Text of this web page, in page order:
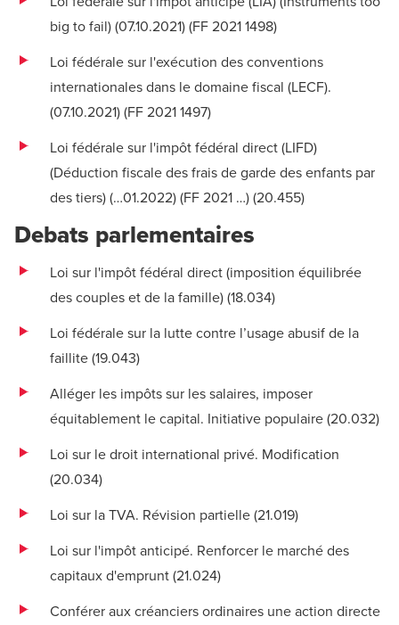
big to fail) (07.10.2021) (FF 2021 1498)
Loi fédérale sur l'exécution des conventions
internationales dans le domaine fiscal (LECF).
(07.10.2021) (FF 2021 1497)
Loi fédérale sur l'impôt fédéral direct (LIFD)
(Déduction fiscale des frais de garde des enfants par
des tiers) (…01.2022) (FF 2021 …) (20.455)
Debats parlementaires
Loi sur l'impôt fédéral direct (imposition équilibrée
des couples et de la famille) (18.034)
Loi fédérale sur la lutte contre l’usage abusif de la
faillite (19.043)
Alléger les impôts sur les salaires, imposer
équitablement le capital. Initiative populaire (20.032)
Loi sur le droit international privé. Modification
(20.034)
Loi sur la TVA. Révision partielle (21.019)
Loi sur l'impôt anticipé. Renforcer le marché des
capitaux d'emprunt (21.024)
Conférer aux créanciers ordinaires une action directe